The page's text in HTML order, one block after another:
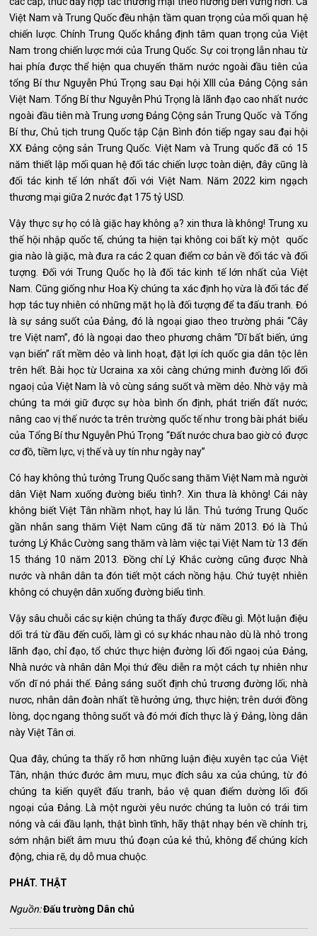
Việt Nam và Trung Quốc đều nhận tầm quan trọng của mối quan hệ
chiến lược. Chính Trung Quốc khẳng định tâm quan trọng của Việt
Nam trong chiến lược mới của Trung Quốc. Sự coi trọng lẫn nhau từ
hai phía được thể hiện qua chuyến thăm nước ngoài đầu tiên của
tổng Bí thư Nguyễn Phú Trọng sau Đại hội XIII của Đảng Cộng sản
Việt Nam. Tổng Bí thư Nguyễn Phú Trọng là lãnh đạo cao nhất nước
ngoài đầu tiên mà Trung ương Đảng Cộng sản Trung Quốc và Tổng
Bí thư, Chủ tịch trung Quốc tập Cận Bình đón tiếp ngay sau đại hội
XX Đảng cộng sản Trung Quốc. Việt Nam và Trung quốc đã có 15
năm thiết lập mối quan hệ đối tác chiến lược toàn diện, đây cũng là
đối tác kinh tế lớn nhất đối với Việt Nam. Năm 2022 kim ngạch
thương mại giữa 2 nước đạt 175 tỷ USD.
Vậy thực sự họ có là giặc hay không ạ? xin thưa là không! Trung xu
thế hội nhập quốc tế, chúng ta hiện tại không coi bất kỳ một quốc
gia nào là giặc, mà đưa ra các 2 quan điểm cơ bản về đối tác và đối
tượng. Đối với Trung Quốc họ là đối tác kinh tế lớn nhất của Việt
Nam. Cũng giống như Hoa Kỳ chúng ta xác định họ vừa là đối tác để
hợp tác tuy nhiên có những mặt họ là đối tượng để ta đấu tranh. Đó
là sự sáng suốt của Đảng, đó là ngoại giao theo trường phái “Cây
tre Việt nam”, đó là ngoại dao theo phương châm “Dĩ bất biến, ứng
vạn biến” rất mềm dẻo và linh hoạt, đặt lợi ích quốc gia dân tộc lên
trên hết. Bài học từ Ucraina xa xôi càng chứng minh đường lối đối
ngaoị của Việt Nam là vô cùng sáng suốt và mềm dẻo. Nhờ vậy mà
chúng ta mới giữ được sự hòa bình ổn định, phát triển đất nước;
nâng cao vị thế nước ta trên trường quốc tế như trong bài phát biểu
của Tổng Bí thư Nguyễn Phú Trọng “Đất nước chưa bao giờ có được
cơ đồ, tiềm lực, vị thế và uy tín như ngày nay”
Có hay không thủ tưởng Trung Quốc sang thăm Việt Nam mà người
dân Việt Nam xuống đường biểu tình?. Xin thưa là không! Cái này
không biết Việt Tân nhầm nhọt, hay lú lẫn. Thủ tướng Trung Quốc
gần nhẫn sang thăm Việt Nam cũng đã từ năm 2013. Đó là Thủ
tướng Lý Khắc Cường sang thăm và làm việc tại Việt Nam từ 13 đến
15 tháng 10 năm 2013. Đồng chí Lý Khắc cường cũng được Nhà
nước và nhân dân ta đón tiết một cách nồng hậu. Chứ tuyệt nhiên
không có chuyện dân xuống đường biểu tình.
Vậy sâu chuỗi các sự kiện chúng ta thấy được điều gì. Một luận điệu
dối trá từ đầu đến cuối, làm gì có sự khác nhau nào dù là nhỏ trong
lãnh đạo, chỉ đạo, tổ chức thực hiện đường lối đối ngaoị của Đảng,
Nhà nước và nhân dân Mọi thứ đều diễn ra một cách tự nhiên như
vốn dĩ nó phải thế. Đảng sáng suốt định chủ trương đường lối; nhà
nươc, nhân dân đoàn nhất tề hưởng ứng, thực hiện; trên dưới đồng
lòng, dọc ngang thông suốt và đó mới đích thực là ý Đảng, lòng dân
này Việt Tân ơi.
Qua đây, chúng ta thấy rõ hơn những luận điệu xuyên tạc của Việt
Tân, nhận thức đước âm mưu, mục đích sâu xa của chúng, từ đó
chúng ta kiến quyết đấu tranh, bảo vệ quan điểm dường lối đối
ngoại của Đảng. Là một người yêu nước chúng ta luôn có trái tim
nóng và cái đầu lạnh, thật bình tĩnh, hãy thật nhạy bén về chính trị,
sớm nhận biết âm mưu thủ đoạn của kẻ thủ, không để chúng kích
động, chia rẽ, dụ dỗ mua chuộc.
PHÁT. THẬT
Nguồn:Đấu trường Dân chủ